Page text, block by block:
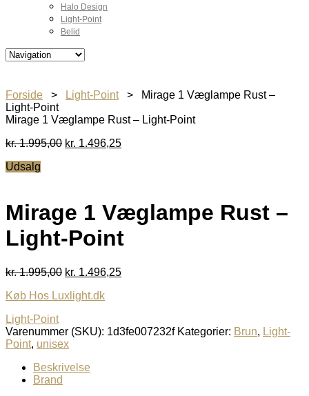
Halo Design
Light-Point
Belid
Forside > Light-Point> Mirage 1 Væglampe Rust –
Light-Point
Mirage 1 Væglampe Rust – Light-Point
kr.1.995,00 Den
kr. 1.496,25Den
Udsalg
Mirage 1 Væglampe Rust –
Light-Point
kr.1.995,00 Den
pris
kr. 1.496,25Den
Køb Hos Luxlight.dk
Light-Point
Varenummer (SKU): 1d3fe007232f Kategorier: Brun, Light-
Point, unisex
Beskrivelse
Brand